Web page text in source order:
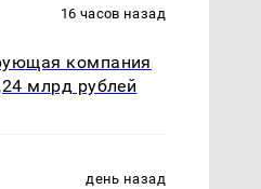
16 часов назад
компания
млрд рублей
день назад